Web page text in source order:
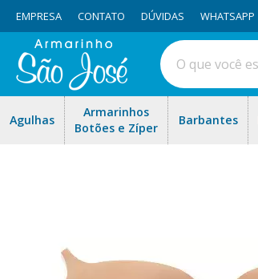
EMPRESA CONTATO DÚVIDAS WHATSAPP
Agulhas
Armarinhos
Botões e Zíper
Barbantes